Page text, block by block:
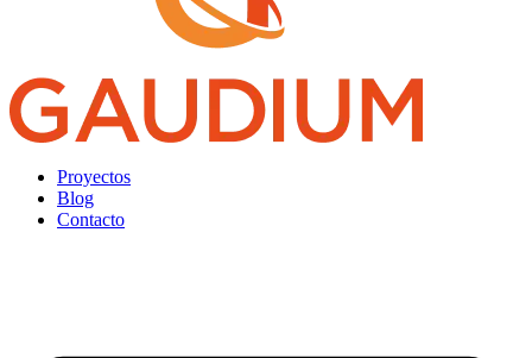
Proyectos
Blog
Contacto